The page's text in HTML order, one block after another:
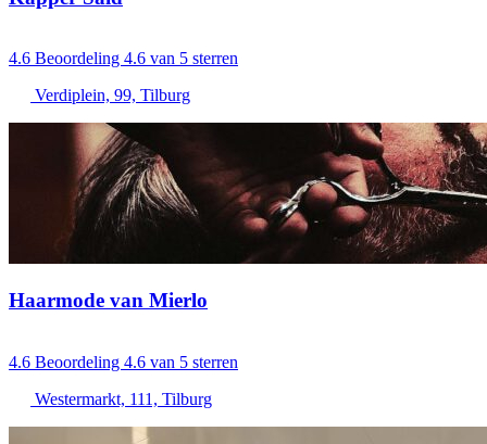
4.6 Beoordeling 4.6 van 5 sterren
Verdiplein, 99, Tilburg
Haarmode van Mierlo
4.6 Beoordeling 4.6 van 5 sterren
Westermarkt, 111, Tilburg